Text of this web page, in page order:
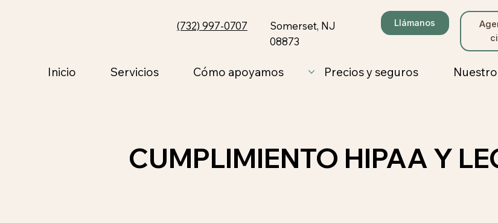
Inicio Servicios Cómo apoyamos Precios y seguros
(732) 997-0707
Somerset, NJ
08873
Llámanos
CUMPLIMIENTO HIPAA Y